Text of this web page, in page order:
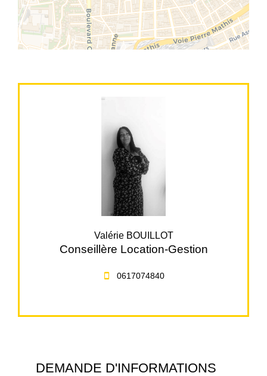
Valérie BOUILLOT
Conseillère Location-Gestion
0617074840
DEMANDE D'INFORMATIONS